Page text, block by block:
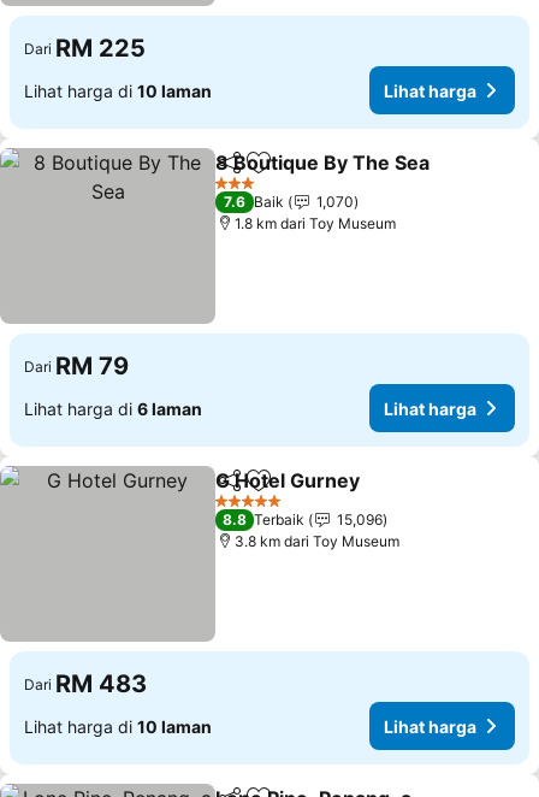
Dari RM 225
Lihat harga di 10 laman Lihat harga
KongsiTambah ke favorit
8 Boutique By The Sea
3 Bintang
7.6 Baik
1,070
1.8 km dari Toy Museum
Dari RM 79
Lihat harga di 6 laman Lihat harga
KongsiTambah ke favorit
G Hotel Gurney
5 Bintang
8.8 Terbaik
15,096
3.8 km dari Toy Museum
Dari RM 483
Lihat harga di 10 laman Lihat harga